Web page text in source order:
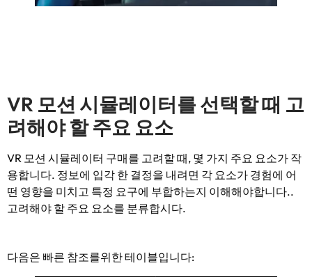
VR 모션 시뮬레이터를 선택할 때 고
려해야 할 주요 요소
VR 모션 시뮬레이터 구매를 고려할 때, 몇 가지 주요 요소가 작
용합니다. 정보에 입각 한 결정을 내려면 각 요소가 경험에 어
떤 영향을 미치고 특정 요구에 부합하는지 이해해야합니다..
고려해야 할 주요 요소를 분류합시다.
다음은 빠른 참조를위한 테이블입니다: